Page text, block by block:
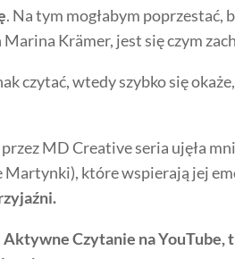
. Na tym mogłabym
Krämer, jest się czym
czytać, wtedy szybko się
MD Creative seria ujęła
które wspierają jej
Aktywne Czytanie na YouTube,